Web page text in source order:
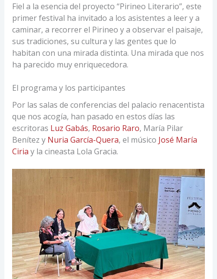
Fiel a la esencia del proyecto “Pirineo Literario”, este
primer festival ha invitado a los asistentes a leer y a
caminar, a recorrer el Pirineo y a observar el paisaje,
sus tradiciones, su cultura y las gentes que lo
habitan con una mirada distinta. Una mirada que nos
ha parecido muy enriquecedora.
El programa y los participantes
Por las salas de conferencias del palacio renacentista
que nos acogía, han pasado en estos días las
escritoras Luz Gabás, Rosario Raro, María Pilar
Benítez y Nuria García-Quera, el músico José María
Ciria y la cineasta Lola Gracia.